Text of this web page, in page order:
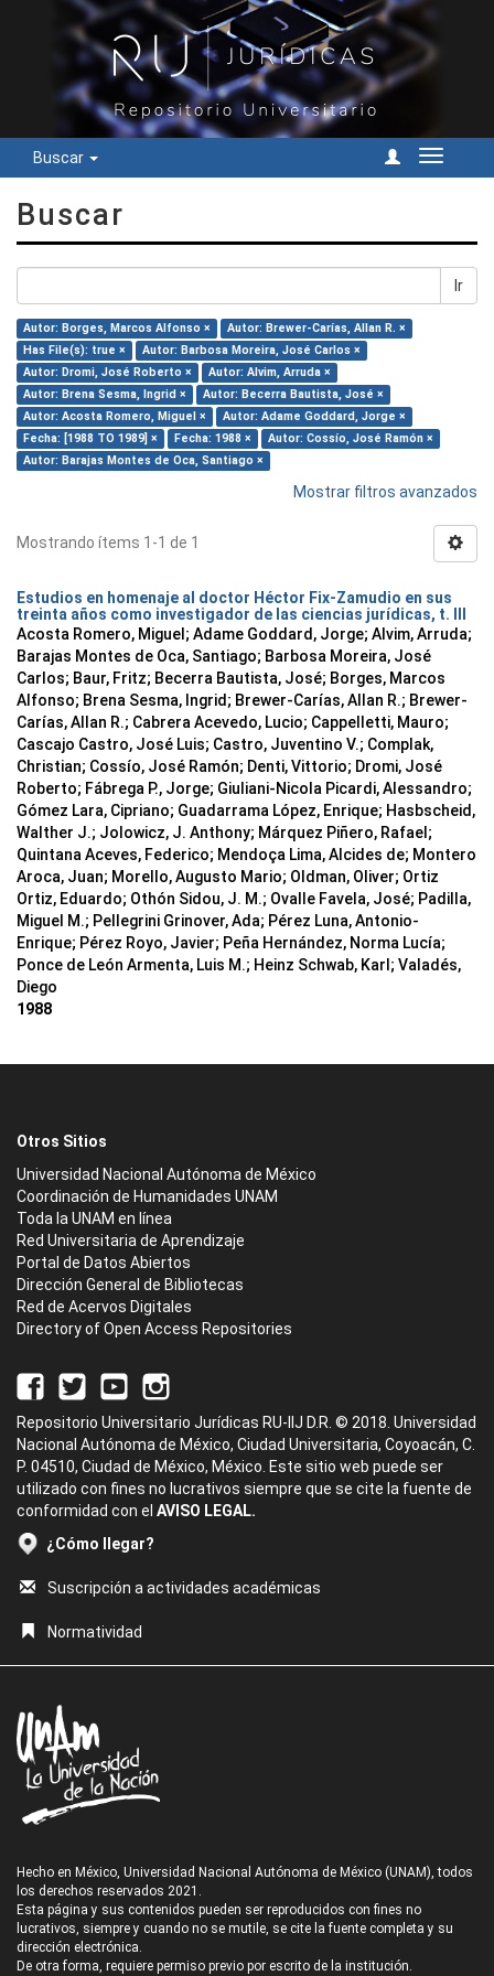
Buscar
Cambiar
Buscar
Ir
Autor: Borges, Marcos Alfonso ×
Autor: Brewer-Carías, Allan R. ×
Has File(s): true ×
Autor: Barbosa Moreira, José Carlos ×
Autor: Dromi, José Roberto ×
Autor: Alvim, Arruda ×
Autor: Brena Sesma, Ingrid ×
Autor: Becerra Bautista, José ×
Autor: Acosta Romero, Miguel ×
Autor: Adame Goddard, Jorge ×
Fecha: [1988 TO 1989] ×
Fecha: 1988 ×
Autor: Cossío, José Ramón ×
Autor: Barajas Montes de Oca, Santiago ×
Mostrar filtros avanzados
Mostrando ítems 1-1 de 1
Estudios en homenaje al doctor Héctor Fix-Zamudio en sus
treinta años como investigador de las ciencias jurídicas, t. III
Acosta Romero, Miguel; Adame Goddard, Jorge; Alvim, Arruda;
Barajas Montes de Oca, Santiago; Barbosa Moreira, José
Carlos; Baur, Fritz; Becerra Bautista, José; Borges, Marcos
Alfonso; Brena Sesma, Ingrid; Brewer-Carías, Allan R.; Brewer-
Carías, Allan R.; Cabrera Acevedo, Lucio; Cappelletti, Mauro;
Cascajo Castro, José Luis; Castro, Juventino V.; Complak,
Christian; Cossío, José Ramón; Denti, Vittorio; Dromi, José
Roberto; Fábrega P., Jorge; Giuliani-Nicola Picardi, Alessandro;
Gómez Lara, Cipriano; Guadarrama López, Enrique; Hasbscheid,
Walther J.; Jolowicz, J. Anthony; Márquez Piñero, Rafael;
Quintana Aceves, Federico; Mendoça Lima, Alcides de; Montero
Aroca, Juan; Morello, Augusto Mario; Oldman, Oliver; Ortiz
Ortiz, Eduardo; Othón Sidou, J. M.; Ovalle Favela, José; Padilla,
Miguel M.; Pellegrini Grinover, Ada; Pérez Luna, Antonio-
Enrique; Pérez Royo, Javier; Peña Hernández, Norma Lucía;
Ponce de León Armenta, Luis M.; Heinz Schwab, Karl; Valadés,
Diego
1988
Otros Sitios
Universidad Nacional Autónoma de México
Coordinación de Humanidades UNAM
Toda la UNAM en línea
Red Universitaria de Aprendizaje
Portal de Datos Abiertos
Dirección General de Bibliotecas
Red de Acervos Digitales
Directory of Open Access Repositories
Repositorio Universitario Jurídicas RU-IIJ D.R. © 2018. Universidad
Nacional Autónoma de México, Ciudad Universitaria, Coyoacán, C.
P. 04510, Ciudad de México, México. Este sitio web puede ser
utilizado con fines no lucrativos siempre que se cite la fuente de
conformidad con el AVISO LEGAL.
¿Cómo llegar?
Suscripción a actividades académicas
Normatividad
Hecho en México, Universidad Nacional Autónoma de México (UNAM), todos
los derechos reservados 2021.
Esta página y sus contenidos pueden ser reproducidos con fines no
lucrativos, siempre y cuando no se mutile, se cite la fuente completa y su
dirección electrónica.
De otra forma, requiere permiso previo por escrito de la institución.